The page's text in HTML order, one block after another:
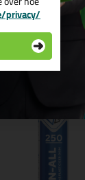
privacy/